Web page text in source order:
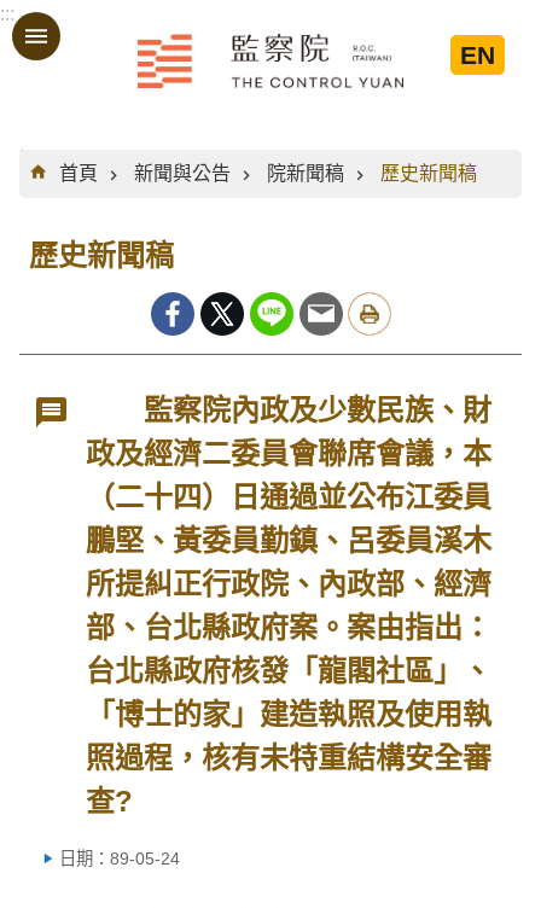
跳到主要內容區塊
:::
EN
:::
首頁
新聞與公告 院新聞稿 歷史新聞稿
歷史新聞稿
監察院內政及少數民族、財
政及經濟二委員會聯席會議，本
（二十四）日通過並公布江委員
鵬堅、黃委員勤鎮、呂委員溪木
所提糾正行政院、內政部、經濟
部、台北縣政府案。案由指出：
台北縣政府核發「龍閣社區」、
「博士的家」建造執照及使用執
照過程，核有未特重結構安全審
查?
日期：89-05-24